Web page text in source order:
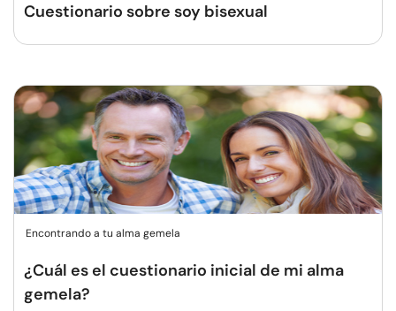
Cuestionario sobre soy bisexual
Encontrando a tu alma gemela
¿Cuál es el cuestionario inicial de mi alma
gemela?